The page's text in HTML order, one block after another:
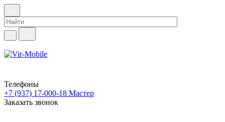
Телефоны
+7 (937) 17-000-18 Мастер
Заказать звонок